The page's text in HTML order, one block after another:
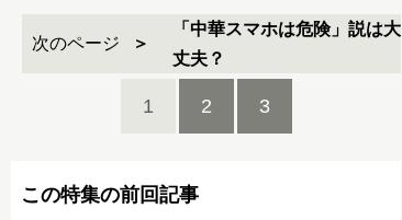
次のページ
「中華スマホは危険」説は大
丈夫？
1 2 3
この特集の前回記事